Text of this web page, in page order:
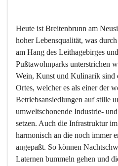
Heute ist Breitenbrunn am
hoher Lebensqualität, was
am Hang des Leithagebirges
Pußtawohnparks unterstrichen
Wein, Kunst und Kulinarik sind
Ortes, welcher es als einer der
Betriebsansiedlungen auf stille
umweltschonende Industrie-
setzen. Auch die Infrastruktur
harmonisch an die noch immer
angepaßt. So können
Laternen bummeln gehen und